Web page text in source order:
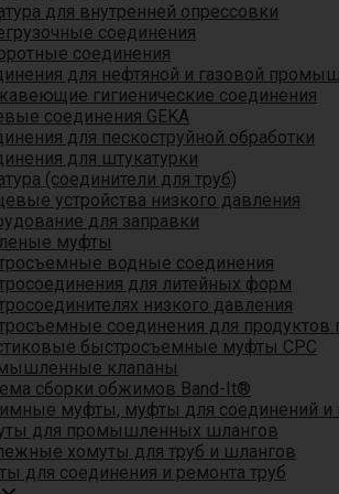
для внутренней опрессовки
соединения
соединения
для нефтяной и газовой
гигиенические соединения
соединения GEKA
для пескоструйной обработки
для штукатурки
(соединители для труб)
устройства низкого давления
для заправки
муфты
водные соединения
для литейных форм
низкого давления
соединения для продуктов
быстросъемные муфты CPC
клапаны
сборки обжимов Band-It®
муфты, муфты для соединений и
для промышленных шлангов
хомуты для труб и шлангов
для соединения и ремонта труб